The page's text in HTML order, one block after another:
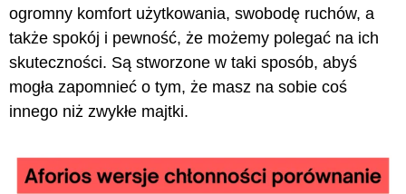
ogromny komfort użytkowania, swobodę ruchów, a
także spokój i pewność, że możemy polegać na ich
skuteczności. Są stworzone w taki sposób, abyś
mogła zapomnieć o tym, że masz na sobie coś
innego niż zwykłe majtki.